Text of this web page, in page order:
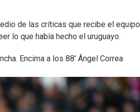
de las críticas que recibe el equipo
lo que había hecho el uruguayo.
Encima a los 88' Ángel Correa